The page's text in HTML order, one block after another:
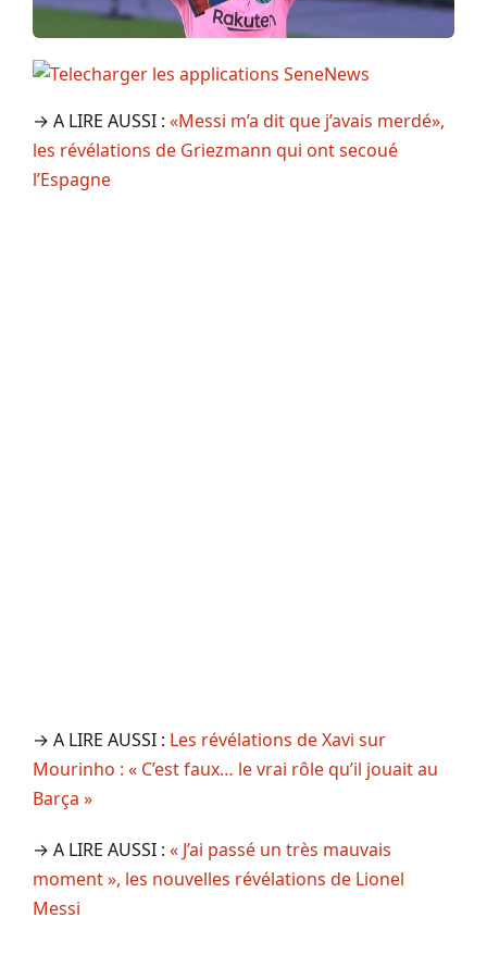
→ A LIRE AUSSI : «Messi m’a dit que j’avais merdé»,
les révélations de Griezmann qui ont secoué
l’Espagne
→ A LIRE AUSSI : Les révélations de Xavi sur
Mourinho : « C’est faux… le vrai rôle qu’il jouait au
Barça »
→ A LIRE AUSSI : « J’ai passé un très mauvais
moment », les nouvelles révélations de Lionel
Messi